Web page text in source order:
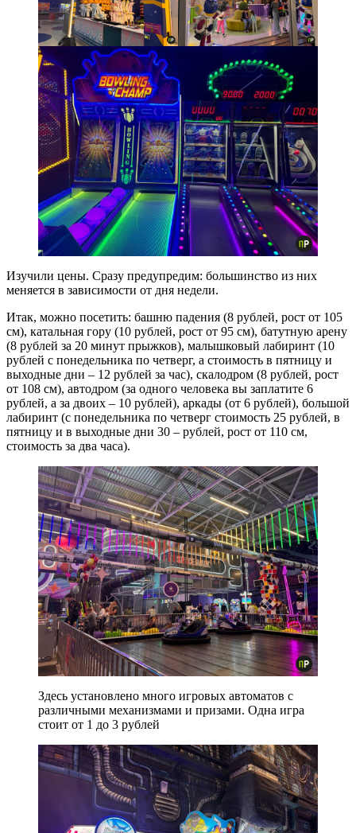
Изучили цены. Сразу предупредим: большинство из них
меняется в зависимости от дня недели.
Итак, можно посетить: башню падения (8 рублей, рост от 105
см), катальная гору (10 рублей, рост от 95 см), батутную арену
(8 рублей за 20 минут прыжков), малышковый лабиринт (10
рублей с понедельника по четверг, а стоимость в пятницу и
выходные дни – 12 рублей за час), скалодром (8 рублей, рост
от 108 см), автодром (за одного человека вы заплатите 6
рублей, а за двоих – 10 рублей), аркады (от 6 рублей), большой
лабиринт (с понедельника по четверг стоимость 25 рублей, в
пятницу и в выходные дни 30 – рублей, рост от 110 см,
стоимость за два часа).
Здесь установлено много игровых автоматов с
различными механизмами и призами. Одна игра
стоит от 1 до 3 рублей